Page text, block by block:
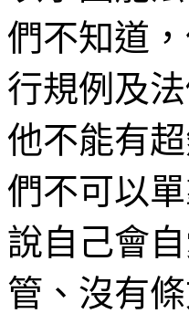
們不知道
行規例及
他不能有
們不可以
說自己會
管、沒有